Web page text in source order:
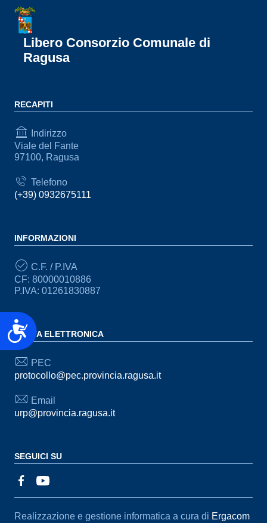
Accessibilità
Libero Consorzio Comunale di
Ragusa
RECAPITI
Indirizzo
Viale del Fante
97100, Ragusa
Telefono
(+39) 0932675111
INFORMAZIONI
C.F. / P.IVA
CF: 80000010886
P.IVA: 01261830887
POSTA ELETTRONICA
PEC
protocollo@pec.provincia.ragusa.it
Email
urp@provincia.ragusa.it
SEGUICI SU
Sezione Link Utili
Realizzazione e gestione informatica a cura di Ergacom